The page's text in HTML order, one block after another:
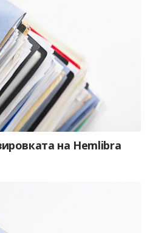
на Hemlibra